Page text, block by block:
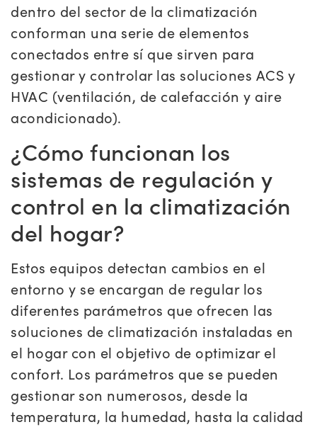
dentro del sector de la climatización
conforman una serie de elementos
conectados entre sí que sirven para
gestionar y controlar las soluciones ACS y
HVAC (ventilación, de calefacción y aire
acondicionado).
¿Cómo funcionan los
sistemas de regulación y
control en la climatización
del hogar?
Estos equipos detectan cambios en el
entorno y se encargan de regular los
diferentes parámetros que ofrecen las
soluciones de climatización instaladas en
el hogar con el objetivo de optimizar el
confort. Los parámetros que se pueden
gestionar son numerosos, desde la
temperatura, la humedad, hasta la calidad